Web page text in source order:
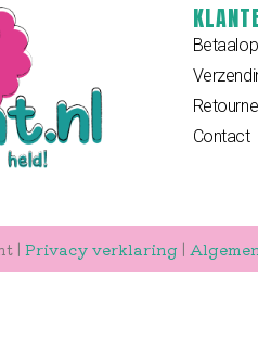
Contact
| Privacy verklaring |